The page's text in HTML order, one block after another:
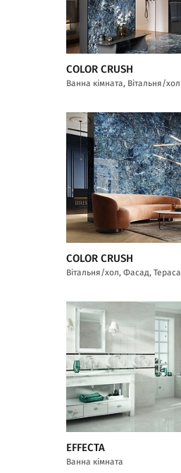
COLOR CRUSH
Ванна кімната, Вітальня/хол
COLOR CRUSH
Вітальня/хол, Фасад, Тераса
EFFECTA
Ванна кімната